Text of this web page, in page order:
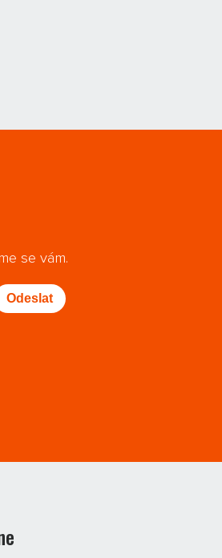
se vám.
Odeslat